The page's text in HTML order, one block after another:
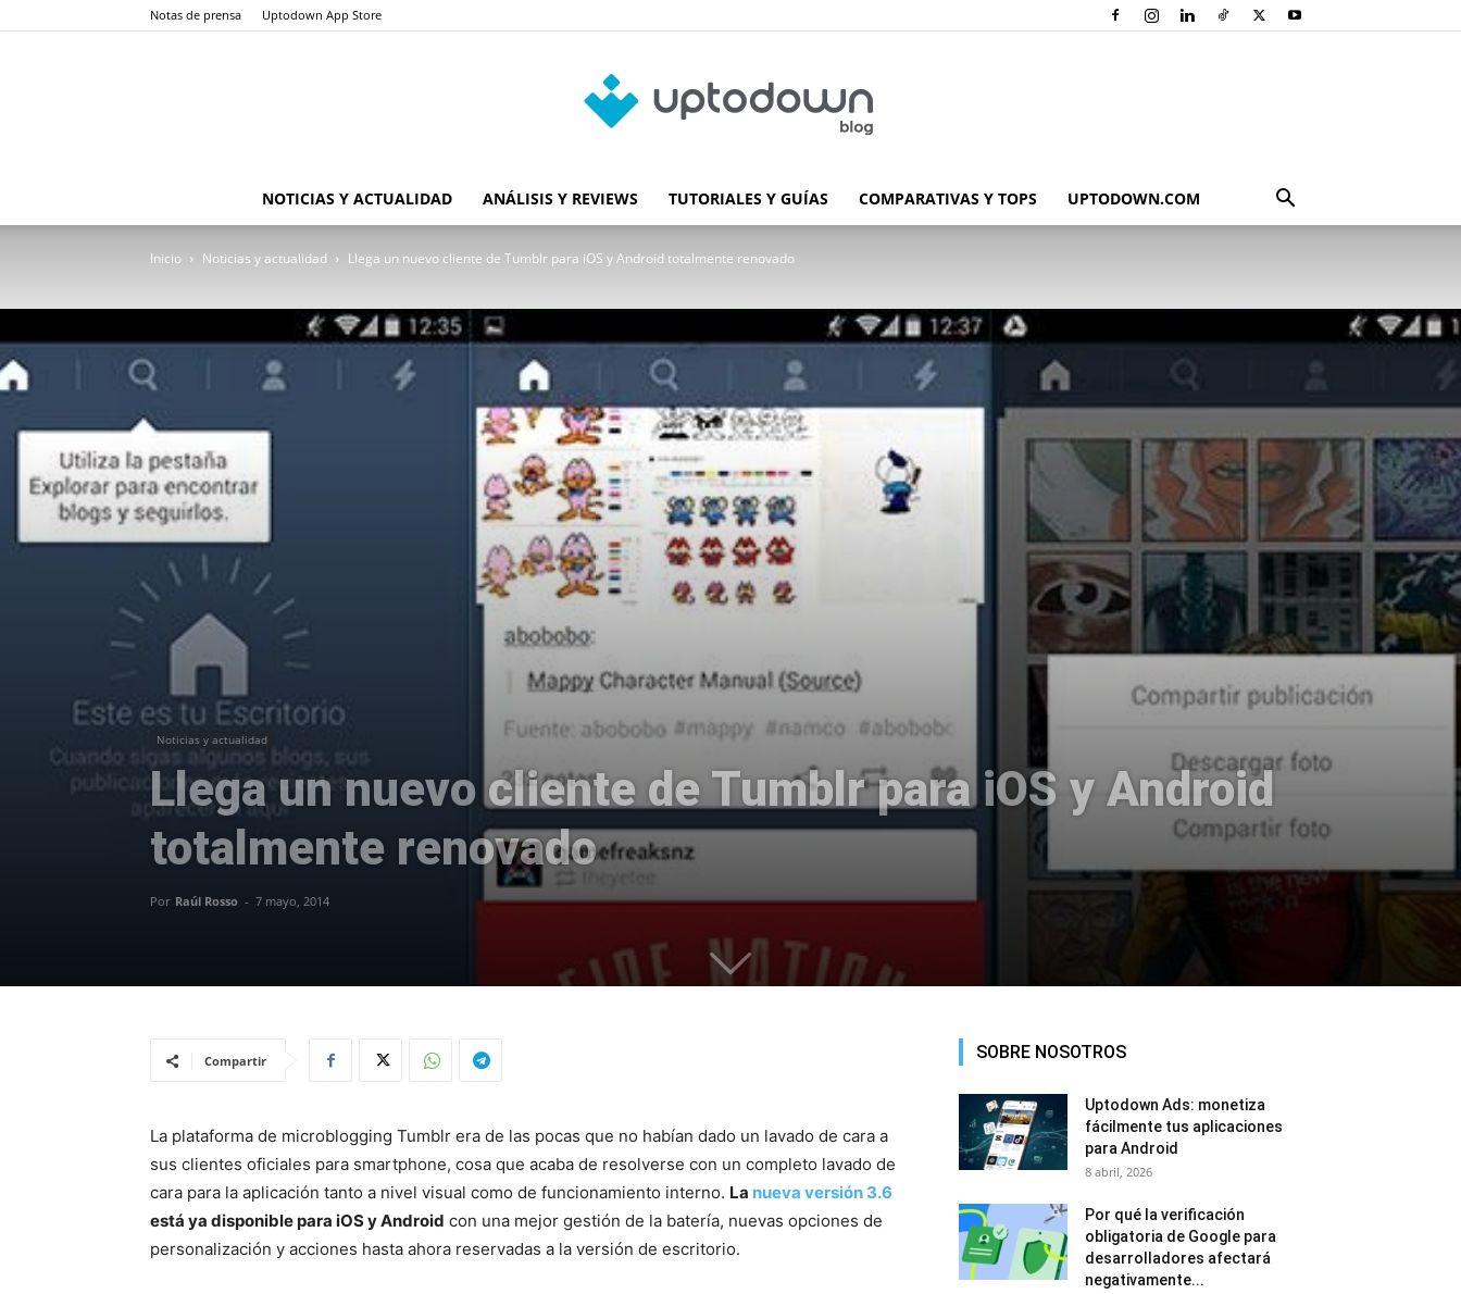
Notas de prensa Uptodown App Store
Blog
Uptodown
NOTICIAS Y ACTUALIDAD ANÁLISIS Y REVIEWS TUTORIALES Y GUÍAS COMPARATIVAS Y TOPS UPTODOWN.COM
Inicio Noticias y actualidad Llega un nuevo cliente de Tumblr para iOS y Android totalmente renovado
Noticias y actualidad
Llega un nuevo cliente de Tumblr para iOS y Android
totalmente renovado
Por Raúl Rosso - 7 mayo, 2014
Compartir
La plataforma de microblogging Tumblr era de las pocas que no habían dado un lavado de cara a
sus clientes oficiales para smartphone, cosa que acaba de resolverse con un completo lavado de
cara para la aplicación tanto a nivel visual como de funcionamiento interno. La nueva versión 3.6
está ya disponible para iOS y Android con una mejor gestión de la batería, nuevas opciones de
personalización y acciones hasta ahora reservadas a la versión de escritorio.
SOBRE NOSOTROS
Uptodown Ads: monetiza
fácilmente tus aplicaciones
para Android
8 abril, 2026
Por qué la verificación
obligatoria de Google para
desarrolladores afectará
negativamente...